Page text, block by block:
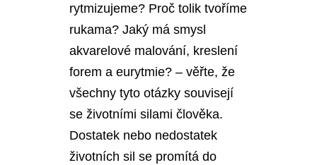
rytmizujeme? Proč tolik tvoříme
rukama? Jaký má smysl
akvarelové malování, kreslení
forem a eurytmie? – věřte, že
všechny tyto otázky souvisejí
se životními silami člověka.
Dostatek nebo nedostatek
životních sil se promítá do